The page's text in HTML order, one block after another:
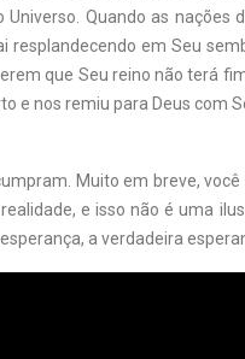
Quando as nações
resplandecendo em Seu
que Seu reino não terá
e nos remiu para Deus com
Muito em breve, você
e isso não é uma
a verdadeira